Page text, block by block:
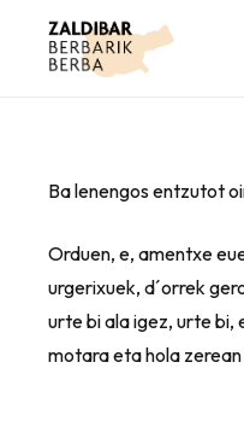
Ba lenengos entzutot
Orduen, e, amentxe
urgerixuek, d´orrek
urte bi ala igez, urte bi,
motara eta hola